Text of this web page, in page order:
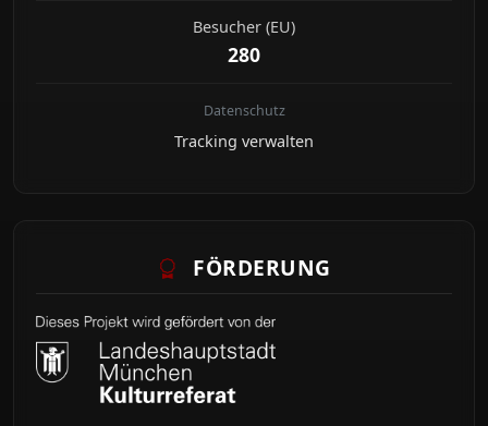
Besucher (EU)
280
Datenschutz
Tracking verwalten
FÖRDERUNG